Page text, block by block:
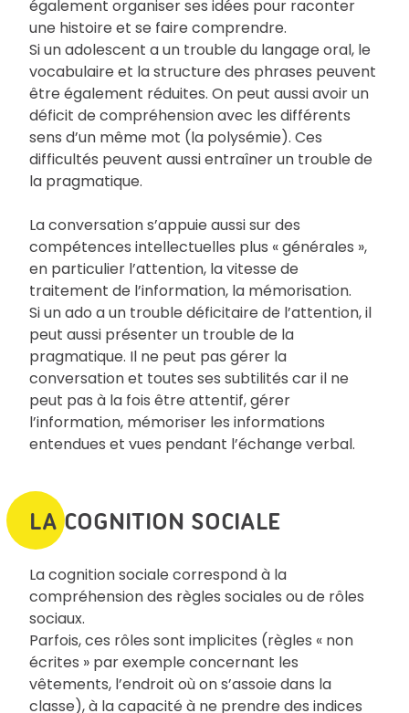
également organiser ses idées pour raconter
une histoire et se faire comprendre.
Si un adolescent a un trouble du langage oral, le
vocabulaire et la structure des phrases peuvent
être également réduites. On peut aussi avoir un
déficit de compréhension avec les différents
sens d’un même mot (la polysémie). Ces
difficultés peuvent aussi entraîner un trouble de
la pragmatique.
La conversation s’appuie aussi sur des
compétences intellectuelles plus « générales »,
en particulier l’attention, la vitesse de
traitement de l’information, la mémorisation.
Si un ado a un trouble déficitaire de l’attention, il
peut aussi présenter un trouble de la
pragmatique. Il ne peut pas gérer la
conversation et toutes ses subtilités car il ne
peut pas à la fois être attentif, gérer
l’information, mémoriser les informations
entendues et vues pendant l’échange verbal.
LA COGNITION SOCIALE
La cognition sociale correspond à la
compréhension des règles sociales ou de rôles
sociaux.
Parfois, ces rôles sont implicites (règles « non
écrites » par exemple concernant les
vêtements, l’endroit où on s’assoie dans la
classe), à la capacité à ne prendre des indices